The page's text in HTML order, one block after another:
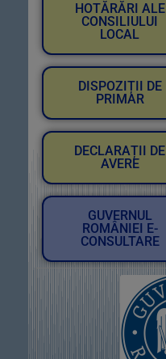
HOTĂRĂRI ALE
CONSILIULUI
LOCAL
DISPOZIȚII DE
PRIMAR
DECLARAȚII DE
AVERE
GUVERNUL
ROMÂNIEI E-
CONSULTARE